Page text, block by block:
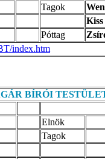
Tagok
Póttag
index.htm
BÍRÓI
Elnök
Tagok